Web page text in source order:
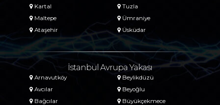
Kartal
Maltepe
Ataşehir
Tuzla
Ümraniye
Üsküdar
İstanbul Avrupa Yakası
Arnavutköy
Avcılar
Bağcılar
Beylikdüzü
Beyoğlu
Büyükçekmece